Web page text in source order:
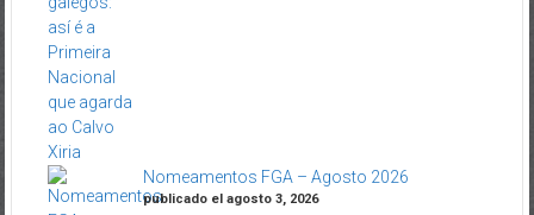
Nomeamentos FGA – Agosto 2026
publicado el agosto 3, 2026